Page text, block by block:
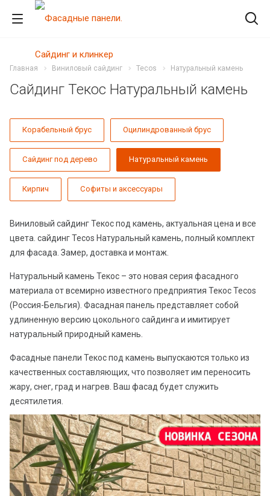
Главная Виниловый сайдинг Tecos Натуральный камень
Сайдинг Текос Натуральный камень
Корабельный брус Оцилиндрованный брус
Сайдинг под дерево Натуральный камень
Кирпич Софиты и аксессуары
Виниловый сайдинг Текос под камень, актуальная цена и все
цвета. сайдинг Tecos Натуральный камень, полный комплект
для фасада. Замер, доставка и монтаж.
Натуральный камень Текос – это новая серия фасадного
материала от всемирно известного предприятия Текос Tecos
(Россия-Бельгия). Фасадная панель представляет собой
удлиненную версию цокольного сайдинга и имитирует
натуральный природный камень.
Фасадные панели Текос под камень выпускаются только из
качественных составляющих, что позволяет им переносить
жару, снег, град и нагрев. Ваш фасад будет служить
десятилетия.